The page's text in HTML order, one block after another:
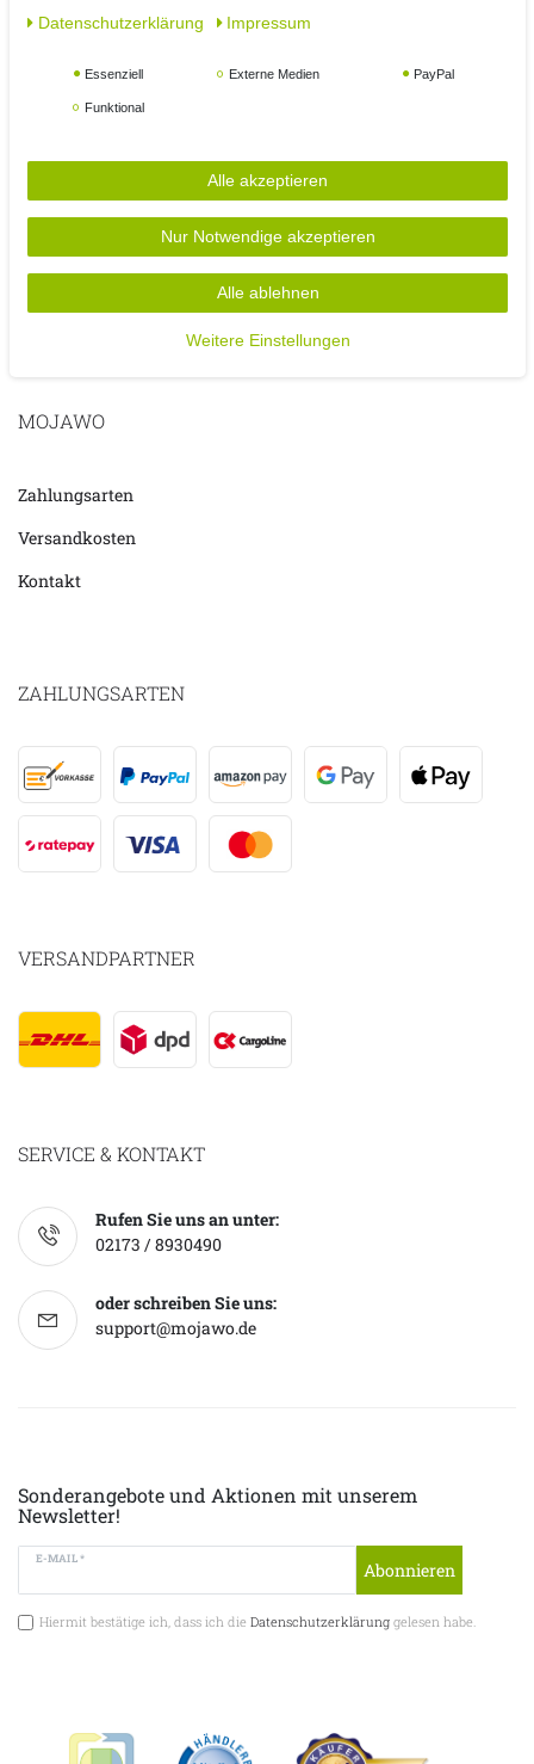
- Anglersessel
- Maße Sitzbreite: ca. 50 cm
- Material Gestell: Stahl (pulverbeschichtet)
- Farbe: Lila
MOJAWO
Zahlungsarten
Versandkosten
Kontakt
ZAHLUNGSARTEN
VERSANDPARTNER
SERVICE & KONTAKT
Rufen Sie uns an unter:
02173 / 8930490
oder schreiben Sie uns:
support@mojawo.de
Sonderangebote und Aktionen mit unserem
Newsletter!
E-MAIL *
Abonnieren
Hiermit bestätige ich, dass ich die Datenschutzerklärunggelesen habe.
Daten­schutz­erklärung
Impressum
Essenziell Externe Medien PayPal
Funktional
Alle akzeptieren
Nur Notwendige akzeptieren
Alle ablehnen
Weitere Einstellungen